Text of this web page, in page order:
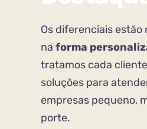
Os diferenciais estão
na forma
tratamos cada
soluções para
empresas pequeno,
porte.